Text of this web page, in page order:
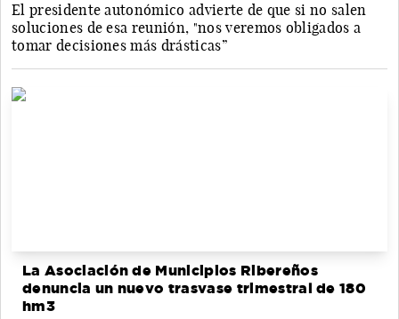
El presidente autonómico advierte de que si no salen
soluciones de esa reunión, "nos veremos obligados a
tomar decisiones más drásticas”
La Asociación de Municipios Ribereños
denuncia un nuevo trasvase trimestral de 180
hm3